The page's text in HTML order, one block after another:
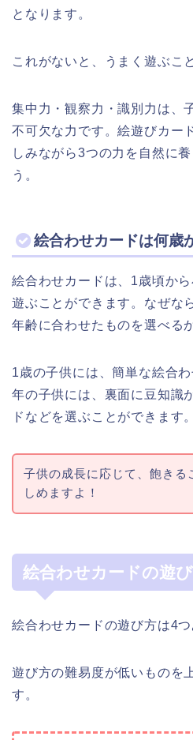
となります。
これがないと、うまく遊ぶこ
集中力・観察力・識別力は、
不可欠な力です。絵遊びカー
しみながら3つの力を自然に
う。
絵合わせカードは何歳
絵合わせカードは、1歳頃か
遊ぶことができます。なぜな
年齢に合わせたものを選べる
1歳の子供には、簡単な絵合
年の子供には、裏面に豆知識
ドなどを選ぶことができます。
子供の成長に応じて、飽きる
しめますよ！
絵合わせカードの遊
絵合わせカードの遊び方は4つ
遊び方の難易度が低いものを
す。